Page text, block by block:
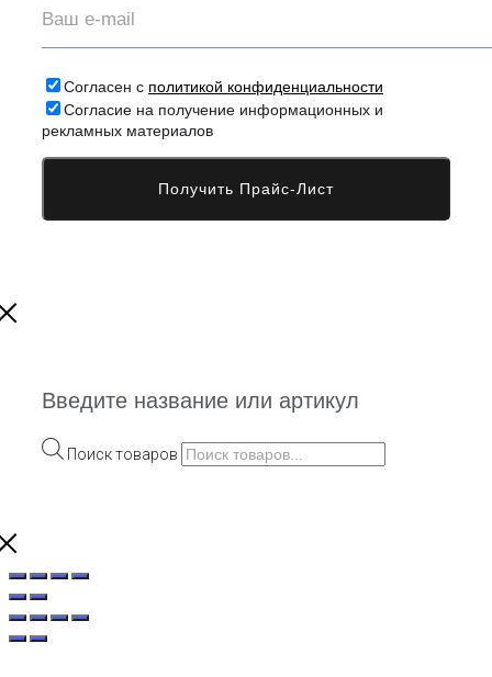
Согласен с политикой конфиденциальности
Согласие на получение информационных и
рекламных материалов
Введите название или артикул
Поиск товаров